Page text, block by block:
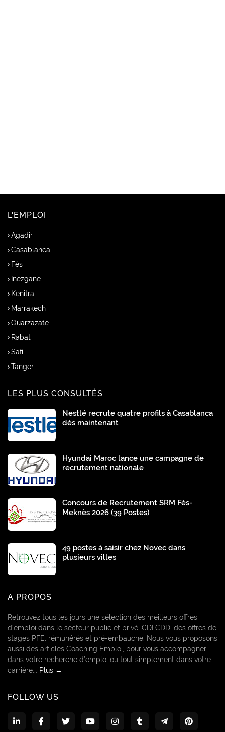
L'EMPLOI
Agadir
Casablanca
Fès
Inezgane
Kenitra
Marrakech
Ouarzazate
Rabat
Safi
Tanger
LES PLUS CONSULTÉS
Nestlé recrute quatre profils à Casablanca
dès maintenant
Hyundai Maroc lance une campagne de
recrutement nationale
Concours de Recrutement SRM Fès-
Meknès 2026 (39 Postes)
49 postes à saisir chez Novec dans
plusieurs villes
A PROPOS
Retrouvez tous les jours une sélection des meilleurs offres
d’emploi dans le secteur public et privé, CDI CDD, des offres de
stages PFE, rémunérés et pré-embauche. Nous vous proposons
aussi des articles Coaching Emploi, pour vous accompagner
dans votre recherche d’emploi ou tout simplement dans votre
carrière...
Plus →
FOLLOW US